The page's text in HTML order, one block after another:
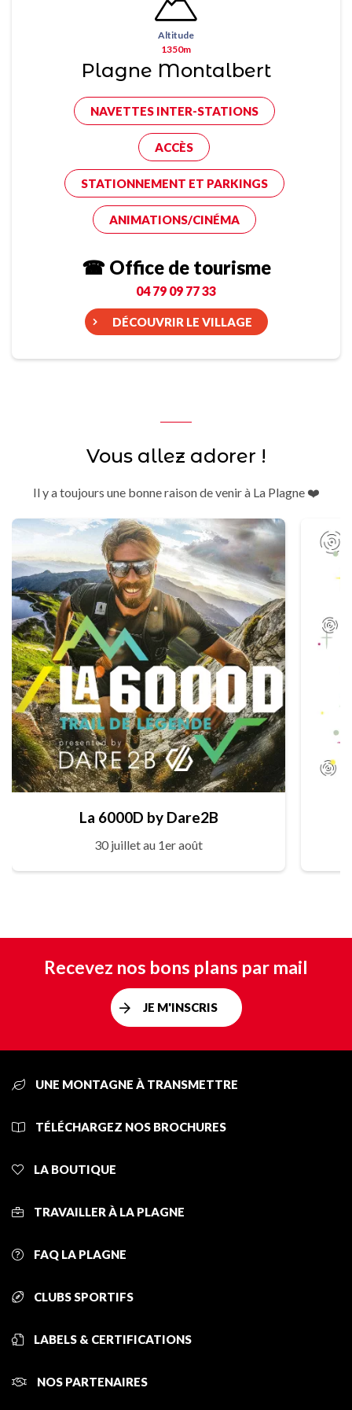
Altitude
1350m
Plagne Montalbert
NAVETTES INTER-STATIONS
ACCÈS
STATIONNEMENT ET PARKINGS
ANIMATIONS/CINÉMA
☎ Office de tourisme
04 79 09 77 33
DÉCOUVRIR LE VILLAGE
Vous allez adorer !
Il y a toujours une bonne raison de venir à La Plagne ❤️
La 6000D by Dare2B
30 juillet au 1er août
Recevez nos bons plans par mail
JE M'INSCRIS
UNE MONTAGNE À TRANSMETTRE
TÉLÉCHARGEZ NOS BROCHURES
LA BOUTIQUE
TRAVAILLER À LA PLAGNE
FAQ LA PLAGNE
CLUBS SPORTIFS
LABELS & CERTIFICATIONS
NOS PARTENAIRES